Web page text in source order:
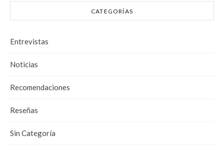
CATEGORÍAS
Entrevistas
Noticias
Recomendaciones
Reseñas
Sin Categoría